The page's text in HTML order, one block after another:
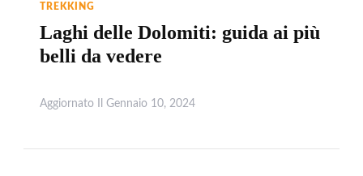
TREKKING
Laghi delle Dolomiti: guida ai più
belli da vedere
Aggiornato Il Gennaio 10, 2024